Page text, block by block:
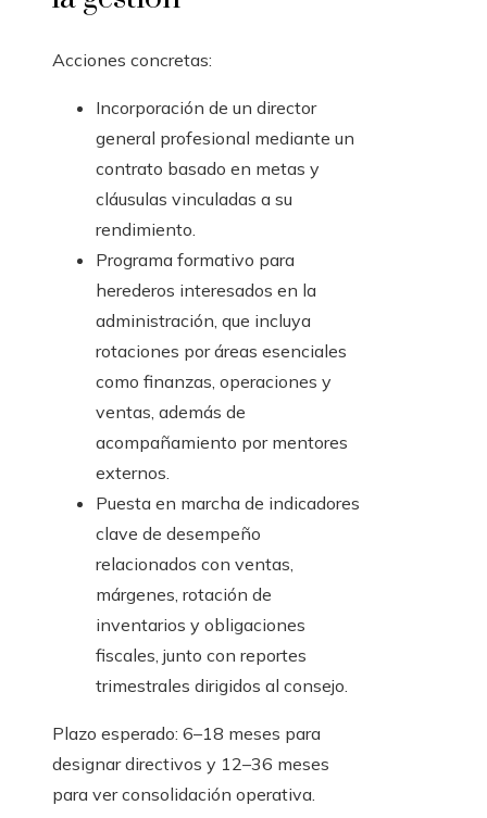
Acciones concretas:
Incorporación de un director
general profesional mediante un
contrato basado en metas y
cláusulas vinculadas a su
rendimiento.
Programa formativo para
herederos interesados en la
administración, que incluya
rotaciones por áreas esenciales
como finanzas, operaciones y
ventas, además de
acompañamiento por mentores
externos.
Puesta en marcha de indicadores
clave de desempeño
relacionados con ventas,
márgenes, rotación de
inventarios y obligaciones
fiscales, junto con reportes
trimestrales dirigidos al consejo.
Plazo esperado: 6–18 meses para
designar directivos y 12–36 meses
para ver consolidación operativa.